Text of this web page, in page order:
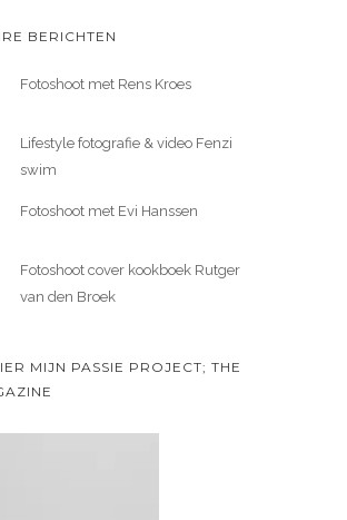
BERICHTEN
Fotoshoot met Rens Kroes
Lifestyle fotografie & video Fenzi
swim
Fotoshoot met Evi Hanssen
Fotoshoot cover kookboek Rutger
van den Broek
MIJN PASSIE PROJECT; THE